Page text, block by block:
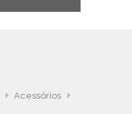
Acessórios